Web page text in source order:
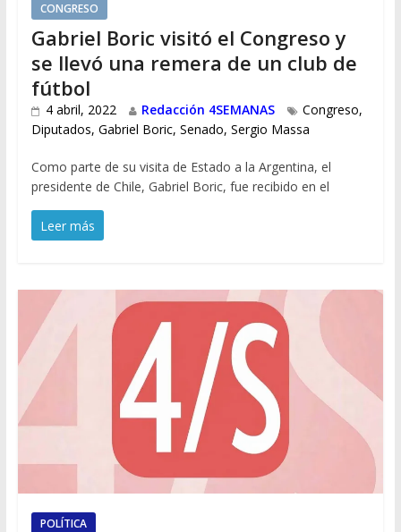
CONGRESO
Gabriel Boric visitó el Congreso y
se llevó una remera de un club de
fútbol
4 abril, 2022 Redacción 4SEMANAS Congreso,
Diputados, Gabriel Boric, Senado, Sergio Massa
Como parte de su visita de Estado a la Argentina, el
presidente de Chile, Gabriel Boric, fue recibido en el
Leer más
POLÍTICA